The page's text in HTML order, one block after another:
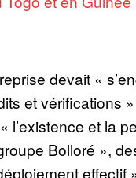
devait «
et vérifications
l’existence et la
Bolloré »,
effectif